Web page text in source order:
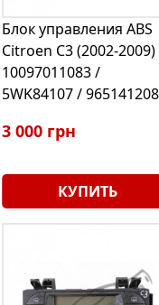
Блок управления ABS
Citroen C3 (2002-2009)
10097011083 /
5WK84107 /
3 000 грн
КУПИТЬ